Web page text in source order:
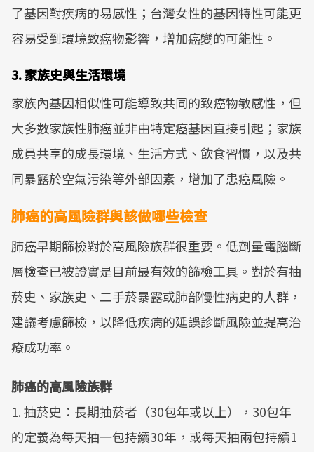
了基因對疾病的易感性；台灣女性的基因特性可能更
容易受到環境致癌物影響，增加癌變的可能性。
3. 家族史與生活環境
家族內基因相似性可能導致共同的致癌物敏感性，但
大多數家族性肺癌並非由特定癌基因直接引起；家族
成員共享的成長環境、生活方式、飲食習慣，以及共
同暴露於空氣污染等外部因素，增加了患癌風險。
肺癌的高風險群與該做哪些檢查
肺癌早期篩檢對於高風險族群很重要。低劑量電腦斷
層檢查已被證實是目前最有效的篩檢工具。對於有抽
菸史、家族史、二手菸暴露或肺部慢性病史的人群，
建議考慮篩檢，以降低疾病的延誤診斷風險並提高治
療成功率。
肺癌的高風險族群
1. 抽菸史：長期抽菸者（30包年或以上），30包年
的定義為每天抽一包持續30年，或每天抽兩包持續1